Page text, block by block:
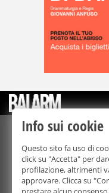
Bmedia
La riproduzione totale o
forma, su
Balarm.it è una testata
Tribunale di
Info sui cookie
Questo sito fa uso di
click su "Accetta" per
profilazione, altrimenti
approvare. Clicca su